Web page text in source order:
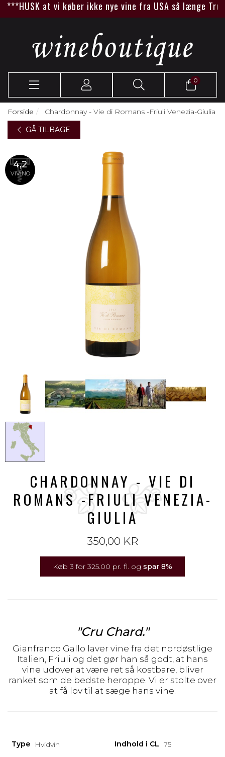
at vi køber ikke nye vine fra USA så længe
0
Forside
Chardonnay - Vie di Romans -Friuli Venezia-Giulia
GÅ TILBAGE
4,2
VIVINO
CHARDONNAY - VIE DI
ROMANS -FRIULI VENEZIA-
GIULIA
350,00 KR
Køb 3 for 325.00 pr. fl. og spar 8%
"Cru Chard."
Gianfranco Gallo laver vine fra det nordøstlige
Italien, Friuli og det gør han så godt, at hans
vine udover at være ret så kostbare, bliver
ranket som de bedste heroppe. Vi er stolte over
at få lov til at sæge hans vine.
Type Hvidvin Indhold i CL 75